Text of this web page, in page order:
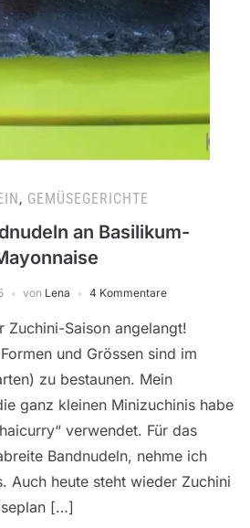
, GEMÜSEGERICHTE
an Basilikum-
von Lena 4 Kommentare
Zuchini-Saison angelangt!
und Grössen sind im
zu bestaunen. Mein
ganz kleinen Minizuchinis habe
verwendet. Für das
Bandnudeln, nehme ich
Auch heute steht wieder Zuchini
[…]